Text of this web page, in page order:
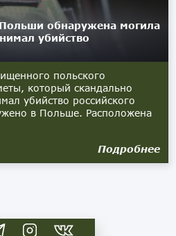
обнаружена могила
убийство
польского
который скандально
убийство российского
в Польше. Расположена
Подробнее